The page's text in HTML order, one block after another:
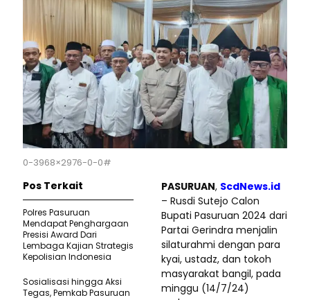
0-3968×2976-0-0#
PASURUAN, ScdNews.id
– Rusdi Sutejo Calon
Bupati Pasuruan 2024 dari
Partai Gerindra menjalin
silaturahmi dengan para
kyai, ustadz, dan tokoh
masyarakat bangil, pada
minggu (14/7/24)
Pos Terkait
Polres Pasuruan
Mendapat Penghargaan
Presisi Award Dari
Lembaga Kajian Strategis
Kepolisian Indonesia
‎Sosialisasi hingga Aksi
Tegas, Pemkab Pasuruan